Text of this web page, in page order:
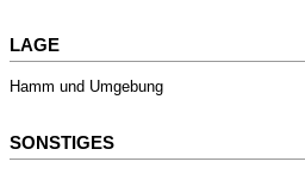
LAGE
Hamm und Umgebung
SONSTIGES